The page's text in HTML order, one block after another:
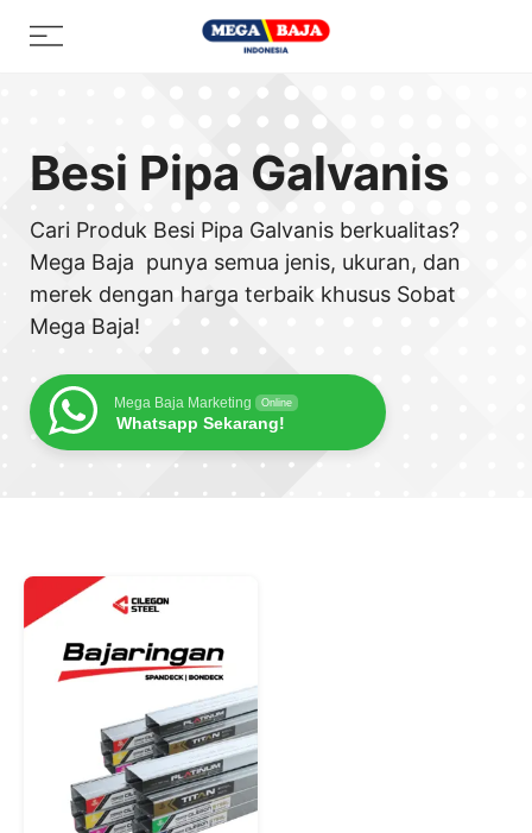
Menu
Besi Pipa Galvanis
Cari Produk Besi Pipa Galvanis berkualitas?
Mega Baja punya semua jenis, ukuran, dan
merek dengan harga terbaik khusus Sobat
Mega Baja!
Mega Baja Marketing Online
Whatsapp Sekarang!